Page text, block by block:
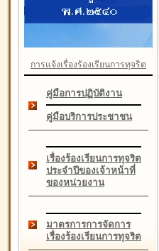
การแจ้งเรื่องร้องเรียนการทุจริต
คู่มือการปฏิบัติงาน
คู่มือบริการประชาชน
เรื่องร้องเรียนการทุจริต
ประจำปีของเจ้าหน้าที่
ของหน่วยงาน
มาตรการการจัดการ
เรื่องร้องเรียนการทุจริต